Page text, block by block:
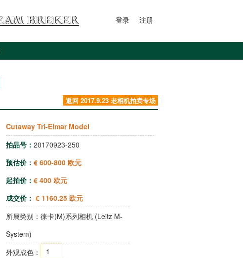
登录 注册
返回 2017.9.23 老相机拍卖专场
Cutaway Tri-Elmar Model
拍品号： 20170923-250
预估价： € 600-800 欧元
起拍价： € 400 欧元
成交价： € 1160.25 欧元
所属类别： 徕卡(M)系列相机 (Leitz M-
System)
外观成色：
1